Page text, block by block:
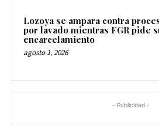
Lozoya se ampara contra
por lavado mientras FGR pide
encarcelamiento
agosto 1, 2026
- Publicidad -